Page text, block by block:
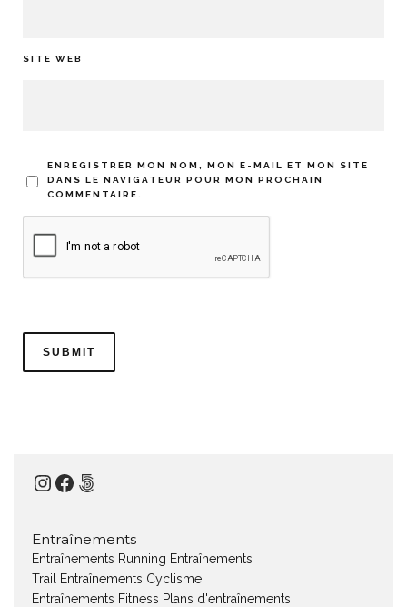
SITE WEB
ENREGISTRER MON NOM, MON E-MAIL ET MON SITE
DANS LE NAVIGATEUR POUR MON PROCHAIN
COMMENTAIRE.
Instagram
Facebook
500px
Entraînements
Entraînements Running Entraînements
Trail
Entraînements Cyclisme
Entraînements Fitness Plans d'entraînements